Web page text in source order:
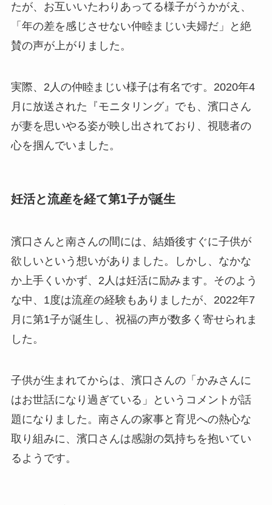
たが、お互いいたわりあってる様子がうかがえ、
「年の差を感じさせない仲睦まじい夫婦だ」と絶
賛の声が上がりました。
実際、2人の仲睦まじい様子は有名です。2020年4
月に放送された『モニタリング』でも、濱口さん
が妻を思いやる姿が映し出されており、視聴者の
心を掴んでいました。
妊活と流産を経て第1子が誕生
濱口さんと南さんの間には、結婚後すぐに子供が
欲しいという想いがありました。しかし、なかな
か上手くいかず、2人は妊活に励みます。そのよう
な中、1度は流産の経験もありましたが、2022年7
月に第1子が誕生し、祝福の声が数多く寄せられま
した。
子供が生まれてからは、濱口さんの「かみさんに
はお世話になり過ぎている」というコメントが話
題になりました。南さんの家事と育児への熱心な
取り組みに、濱口さんは感謝の気持ちを抱いてい
るようです。